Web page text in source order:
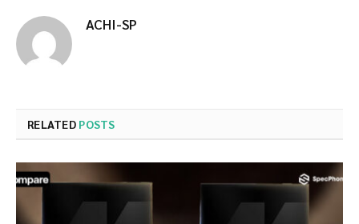
ACHI-SP
RELATED POSTS